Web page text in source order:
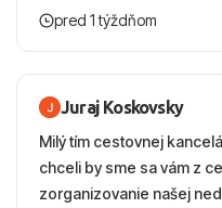
krasny, cisty. Sluzby top.
pred 1 týždňom
Juraj Koskovsky
Milý tím cestovnej
chceli by sme sa vám z
zorganizovanie našej